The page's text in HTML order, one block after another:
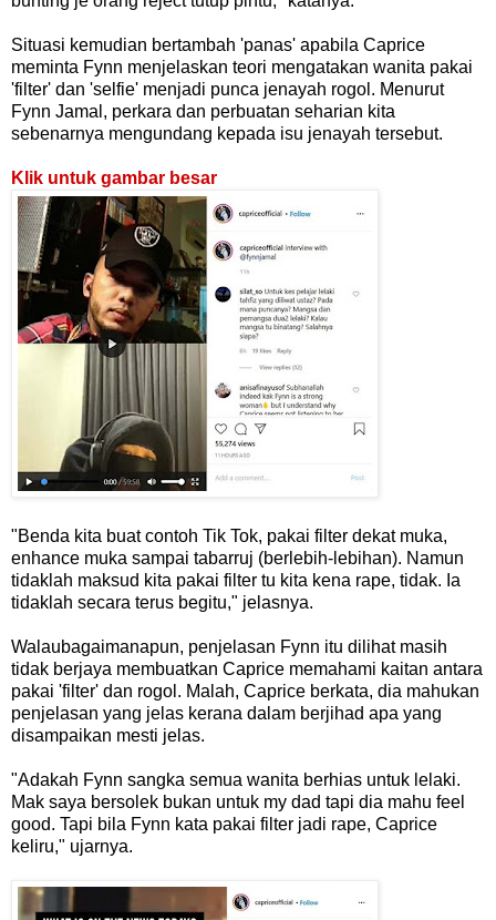
Situasi kemudian bertambah 'panas' apabila Caprice
meminta Fynn menjelaskan teori mengatakan wanita pakai
'filter' dan 'selfie' menjadi punca jenayah rogol. Menurut
Fynn Jamal, perkara dan perbuatan seharian kita
sebenarnya mengundang kepada isu jenayah tersebut.
Klik untuk gambar besar
"Benda kita buat contoh Tik Tok, pakai filter dekat muka,
enhance muka sampai tabarruj (berlebih-lebihan). Namun
tidaklah maksud kita pakai filter tu kita kena rape, tidak. Ia
tidaklah secara terus begitu," jelasnya.
Walaubagaimanapun, penjelasan Fynn itu dilihat masih
tidak berjaya membuatkan Caprice memahami kaitan antara
pakai 'filter' dan rogol. Malah, Caprice berkata, dia mahukan
penjelasan yang jelas kerana dalam berjihad apa yang
disampaikan mesti jelas.
"Adakah Fynn sangka semua wanita berhias untuk lelaki.
Mak saya bersolek bukan untuk my dad tapi dia mahu feel
good. Tapi bila Fynn kata pakai filter jadi rape, Caprice
keliru," ujarnya.